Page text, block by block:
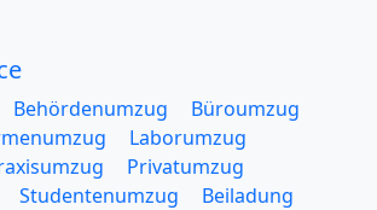
Behördenumzug
Büroumzug
Laborumzug
Privatumzug
Studentenumzug
Beiladung